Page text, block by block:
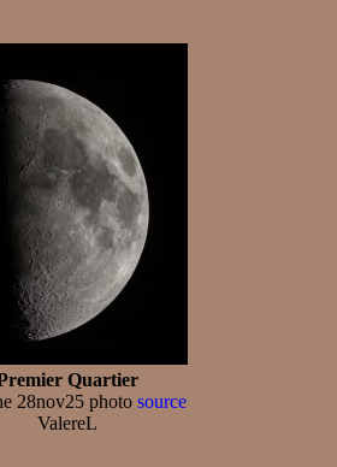
Quartier
28nov25 photo source
ValereL